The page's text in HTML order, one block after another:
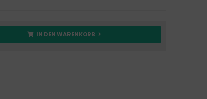
IN DEN WARENKORB